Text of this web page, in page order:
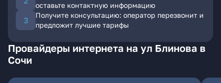
оставьте контактную информацию
Получите консультацию: оператор перезвонит и
предложит лучшие тарифы
Провайдеры интернета на ул Блинова в
Сочи